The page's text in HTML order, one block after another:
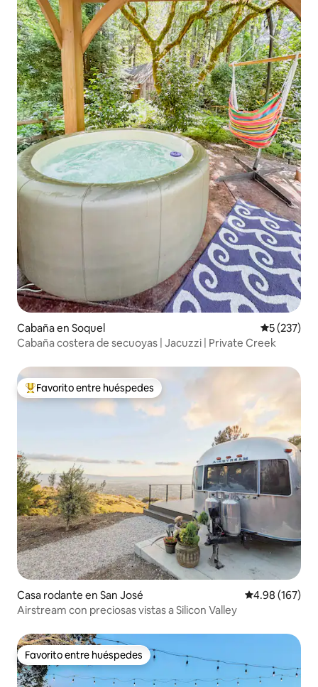
Cabaña en Soquel
5 (237)
Cabaña costera de secuoyas | Jacuzzi | Private Creek
De los mejores en Favorito entre huéspedes
Favorito entre huéspedes
Casa rodante en San José Calificación
4.98 (167)
Airstream con preciosas vistas a Silicon Valley
Favorito entre huéspedes
Favorito entre huéspedes